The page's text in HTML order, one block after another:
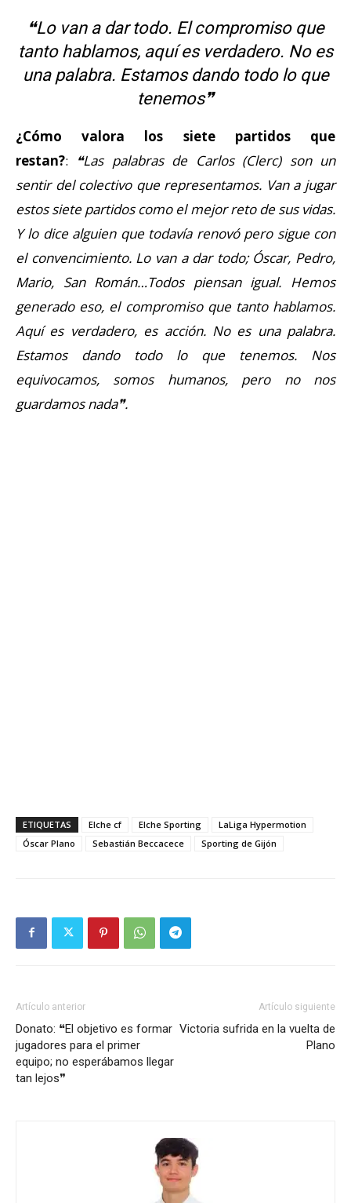
❝Lo van a dar todo. El compromiso que
tanto hablamos, aquí es verdadero. No es
una palabra. Estamos dando todo lo que
tenemos❞
¿Cómo valora los siete partidos que
restan?:
❝Las palabras de Carlos (Clerc) son un
sentir del colectivo que representamos. Van a jugar
estos siete partidos como el mejor reto de sus vidas.
Y lo dice alguien que todavía renovó pero sigue con
el convencimiento. Lo van a dar todo; Óscar, Pedro,
Mario, San Román…Todos piensan igual. Hemos
generado eso, el compromiso que tanto hablamos.
Aquí es verdadero, es acción. No es una palabra.
Estamos dando todo lo que tenemos. Nos
equivocamos, somos humanos, pero no nos
guardamos nada❞.
ETIQUETAS Elche cf Elche Sporting
LaLiga Hypermotion
Óscar Plano
Sebastián Beccacece Sporting de Gijón
Artículo anterior
Donato: ❝El objetivo es formar
jugadores para el primer
equipo; no esperábamos llegar
tan lejos❞
Artículo siguiente
Victoria sufrida en la vuelta de
Plano